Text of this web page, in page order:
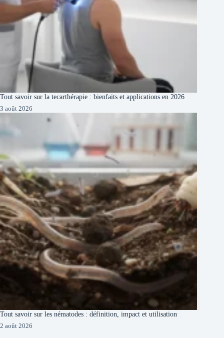
Tout savoir sur la tecarthérapie : bienfaits et applications en 2026
3 août 2026
Tout savoir sur les nématodes : définition, impact et utilisation
2 août 2026